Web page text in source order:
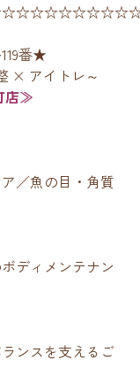
番★
× アイトレ～
店≫
／魚の目・角質
ディメンテナン
ンスを支えるご